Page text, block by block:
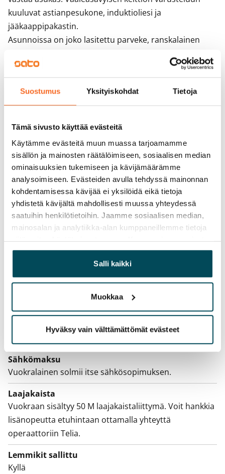
Suostumus Yksityiskohdat Tietoja
Tämä sivusto käyttää evästeitä
Käytämme evästeitä muun muassa tarjoamamme
sisällön ja mainosten räätälöimiseen, sosiaalisen median
ominaisuuksien tukemiseen ja kävijämäärämme
analysoimiseen. Evästeiden avulla tehdyssä mainonnan
kohdentamisessa kävijää ei yksilöidä eikä tietoja
yhdistetä kävijältä mahdollisesti muussa yhteydessä
saatuihin henkilötietoihin. Jaamme sosiaalisen median,
mainosalan ja analytiikka-alan kumppaneillemme tietoja
yhdistää näitä tietoja muihin tietoihin, joita olet antanut
heille tai joita on kerätty, kun olet käyttänyt heidän
palvelujaan.
Salli kaikki
Muokkaa
Hyväksy vain välttämättömät evästeet
kuuluvat astianpesukone, induktioliesi ja
jääkaappipakastin.
Asunnoissa on joko lasitettu parveke, ranskalainen
ja ikkunaovissa on sälekaihtimet. Rakennuksessa on
keskitetty, lämmön talteenotolla varustettu
koneellinen tulo- ja poistoilmanvaihto ja kesäaikainen
viilennys.
Sopimus ja maksut
Vapautuminen
Vuokrattu
Varallisuusrajat
Ei
0 €, (yrityksille min. 1 kk vuokra)
Vesimaksu
Sähkömaksu
Vuokralainen solmii itse sähkösopimuksen.
Laajakaista
Vuokraan sisältyy 50 M laajakaistaliittymä. Voit hankkia
lisänopeutta etuhintaan ottamalla yhteyttä
operaattoriin Telia.
Lemmikit sallittu
Kyllä